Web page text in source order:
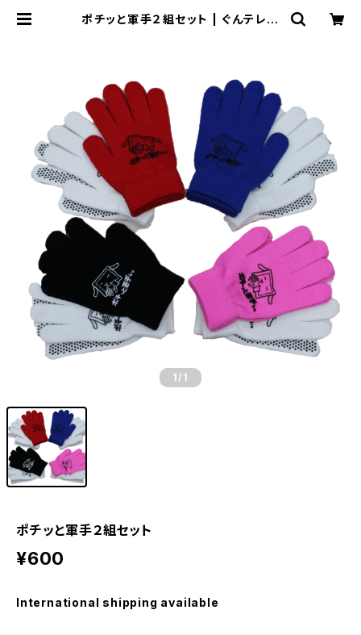
ポチッと軍手２組セット | ぐんテレ商
1 /1
ポチッと軍手２組セット
¥600
International shipping available